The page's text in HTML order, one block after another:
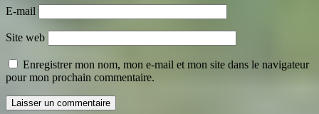
E-mail
Site web
Enregistrer mon nom, mon e-mail et mon site dans le navigateur
pour mon prochain commentaire.